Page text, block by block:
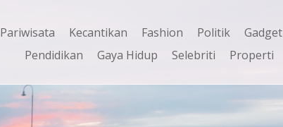
Pariwisata Kecantikan Fashion Politik Gadget
Pendidikan
Gaya Hidup Selebriti Properti